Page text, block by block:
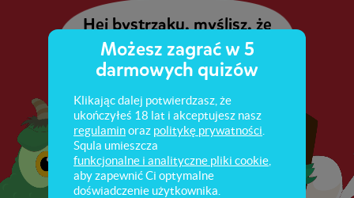
Hej bystrzaku, myślisz, że
jes
Możesz zagrać w 5
darmowych quizów
Klikając dalej potwierdzasz, że
ukończyłeś 18 lat i akceptujesz nasz
regulaminoraz politykę prywatności
Squla umieszcza
funkcjonalne i analityczne pliki cookie
aby zapewnić Ci optymalne
doświadczenie użytkownika.